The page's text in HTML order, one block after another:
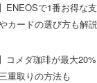
ENEOSで1番お得な
カードの選び方も解説
コメダ珈琲が最大
重取りの方法も